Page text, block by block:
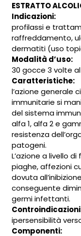
ESTRATTO
Indicazioni:
profilassi e
raffreddamento,
dermatiti (uso
Modalità d’uso:
30 gocce 3 volte
Caratteristiche:
l’azione generale
immunitarie si
del sistema
alfa 1, alfa 2 e
resistenza
patogeni.
L’azione a livello
piaghe, affezioni
dovuta
conseguente
germi infettanti.
ipersensibilità
Componenti: